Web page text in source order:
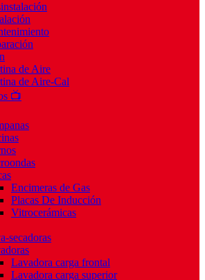
de Aire
de Aire-Cal
📺
Encimeras de Gas
Placas De Inducción
Vitrocerámicas
secadoras
Lavadora carga frontal
Lavadora carga superior